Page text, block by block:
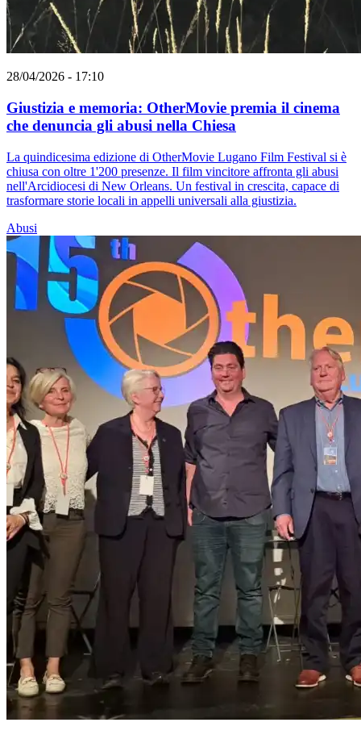
28/04/2026 - 17:10
Giustizia e memoria: OtherMovie premia il cinema
che denuncia gli abusi nella Chiesa
La quindicesima edizione di OtherMovie Lugano Film Festival si è
chiusa con oltre 1'200 presenze. Il film vincitore affronta gli abusi
nell'Arcidiocesi di New Orleans. Un festival in crescita, capace di
trasformare storie locali in appelli universali alla giustizia.
Abusi